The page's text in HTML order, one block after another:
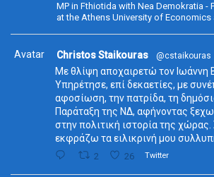
MP in Fthiotida with Nea Demokratia -
at the Athens University of Economics
Avatar Christos Staikouras @cstaikouras
Με θλίψη αποχαιρετώ τον Ιωάννη
Υπηρέτησε, επί δεκαετίες, με
αφοσίωση, την πατρίδα, τη
Παράταξη της ΝΔ, αφήνοντας
στην πολιτική ιστορία της χώρας.
εκφράζω τα ειλικρινή μου
2 26 Twitter